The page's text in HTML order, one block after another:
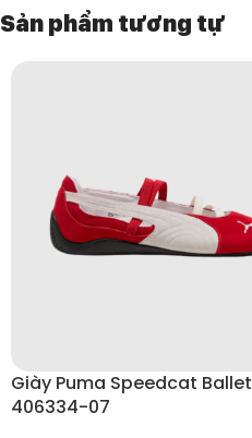
HƯỚNG DẪN BẢO QUẢN GIÀY
Sản phẩm tương tự
Giày Puma Speedcat Ballet “Red” –
406334-07